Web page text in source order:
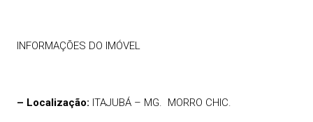
INFORMAÇÕES DO IMÓVEL
– Localização: ITAJUBÁ – MG. MORRO CHIC.